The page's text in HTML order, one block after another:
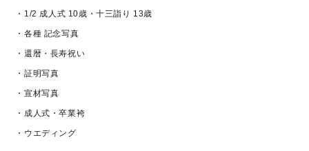
・1/2 成人式 10歳・十三詣り 13歳
・各種 記念写真
・還暦・長寿祝い
・証明写真
・宣材写真
・成人式・卒業袴
・ウエディング